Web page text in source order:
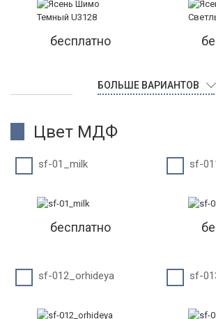
бесплатно
БОЛЬШЕ ВАРИАНТОВ
Цвет МДФ
sf-01_milk
бесплатно
sf-
sf-012_orhideya sf-